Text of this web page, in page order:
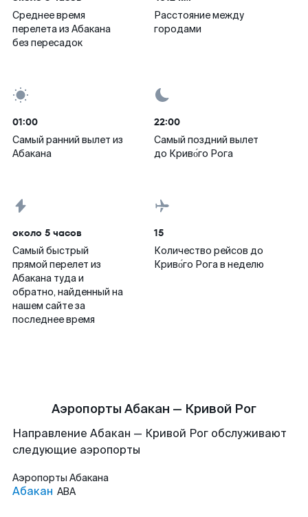
Среднее время
перелета из Абакана
без пересадок
Расстояние между
городами
01:00
Самый ранний вылет из
Абакана
22:00
Самый поздний вылет
до Криво́го Рога
около 5 часов
Самый быстрый
прямой перелет из
Абакана туда и
обратно, найденный на
нашем сайте за
последнее время
15
Количество рейсов до
Криво́го Рога в неделю
Аэропорты Абакан — Кривой Рог
Направление Абакан — Кривой Рог обслуживают
следующие аэропорты
Аэропорты Абакана
Абакан ABA